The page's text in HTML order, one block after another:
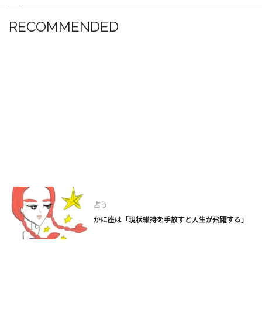
RECOMMENDED
占う
かに座は「現状維持を手放すと人生が飛躍する」